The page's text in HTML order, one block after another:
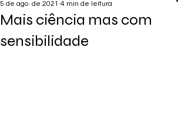
Mais ciência mas com
sensibilidade
5 de ago. de 2021 4 min de leitura